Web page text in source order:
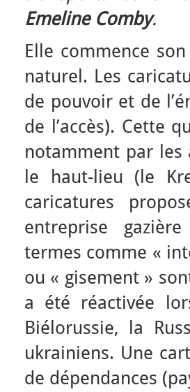
Emeline Comby.
Elle commence
naturel. Les
de pouvoir et de
de l’accès). Cette
notamment par les
le haut-lieu (le
caricatures
entreprise
termes comme «
ou « gisement »
a été réactivée
Biélorussie, la
ukrainiens. Une
de dépendances